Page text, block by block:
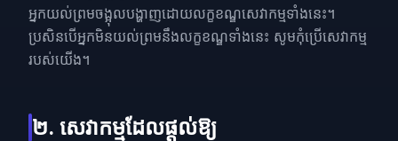
អ្នកយល់ព្រមចង្អុលបង្ហាញដោយលក្ខខណ្ឌសេវាកម្មទាំងនេះ។
ប្រសិនបើអ្នកមិនយល់ព្រមនឹងលក្ខខណ្ឌទាំងនេះ សូមកុំប្រើសេវាកម្ម
របស់យើង។
២. សេវាកម្មដែលផ្តល់ឱ្យ